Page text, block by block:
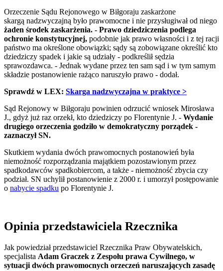
Orzeczenie Sądu Rejonowego w Biłgoraju zaskarżone
skargą nadzwyczajną było prawomocne i nie przysługiwał od niego
żaden środek zaskarżenia. - Prawo dziedziczenia podlega
ochronie konstytucyjnej, podobnie jak prawo własności i z tej racji
państwo ma określone obowiązki; sądy są zobowiązane określić kto
dziedziczy spadek i jakie są udziały - podkreślił sędzia
sprawozdawca. - Jednak wydane przez ten sam sąd i w tym samym
składzie postanowienie rażąco naruszyło prawo - dodał.
Sprawdź w LEX: Skarga nadzwyczajna w praktyce >
Sąd Rejonowy w Biłgoraju powinien odrzucić wniosek Mirosława
J., gdyż już raz orzekł, kto dziedziczy po Florentynie J. - Wydanie
drugiego orzeczenia godziło w demokratyczny porządek -
zaznaczył SN.
Skutkiem wydania dwóch prawomocnych postanowień była
niemożność rozporządzania majątkiem pozostawionym przez
spadkodawców spadkobiercom, a także - niemożność zbycia czy
podział. SN uchylił postanowienie z 2000 r. i umorzył postępowanie
o nabycie spadku po Florentynie J.
Opinia przedstawiciela Rzecznika
Jak powiedział przedstawiciel Rzecznika Praw Obywatelskich,
specjalista Adam Graczek z Zespołu prawa Cywilnego, w
sytuacji dwóch prawomocnych orzeczeń naruszających zasadę